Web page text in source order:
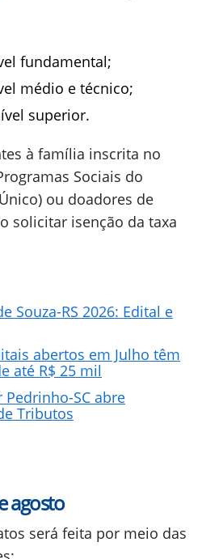
fundamental;
médio e técnico;
superior.
à família inscrita no
Sociais do
ou doadores de
solicitar isenção da taxa
Souza-RS 2026: Edital e
abertos em Julho têm
até R$ 25 mil
SC abre
Tributos
agosto
será feita por meio das